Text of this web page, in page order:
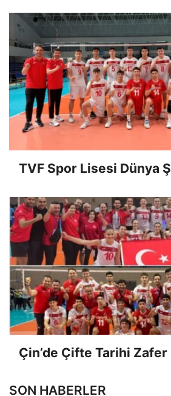
TVF Spor Lisesi Dünya
Çin’de Çifte Tarihi Zafer
SON HABERLER